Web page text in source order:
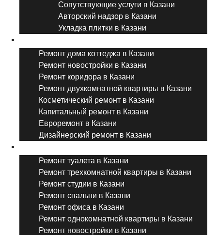
Сопутствующие услуги в Казани
Авторский надзор в Казани
Укладка плитки в Казани
Ремонт дома коттеджа в Казани
Ремонт новостройки в Казани
Ремонт коридора в Казани
Ремонт двухкомнатной квартиры в Казани
Косметический ремонт в Казани
Капитальный ремонт в Казани
Евроремонт в Казани
Дизайнерский ремонт в Казани
Ремонт туалета в Казани
Ремонт трехкомнатной квартиры в Казани
Ремонт студии в Казани
Ремонт спальни в Казани
Ремонт офиса в Казани
Ремонт однокомнатной квартиры в Казани
Ремонт новостройки в Казани